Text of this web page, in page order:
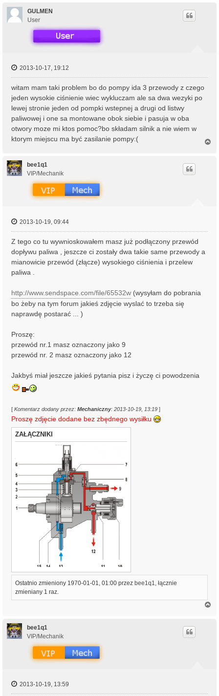
GULMEN
User
2013-10-17, 19:12
witam mam taki problem bo do pompy ida 3 przewody z czego
jeden wysokie ciśnienie wiec wykluczam ale sa dwa wezyki po
lewej stronie jeden od pompki wstepnej a drugi od listwy
paliwowej i one sa montowane obok siebie i pasuja w oba
otwory moze mi ktos pomoc?bo składam silnik a nie wiem w
ktorym miejscu ma być zasilanie pompy:(
bee1q1
VIP/Mechanik
2013-10-19, 09:44
Z tego co tu wywnioskowałem masz już podłączony przewód
dopływu paliwa , jeszcze ci zostały dwa takie same przewody a
mianowicie przewód (złącze) wysokiego ciśnienia i przelew
paliwa .
http://www.sendspace.com/file/65532w (wysyłam do pobrania
bo żeby na tym forum jakieś zdjęcie wyslać to trzeba się
naprawdę postarać ... )
Proszę:
przewód nr.1 masz oznaczony jako 9
przewód nr. 2 masz oznaczony jako 12
Jakbyś miał jeszcze jakieś pytania pisz i życzę ci powodzenia
[ Komentarz dodany przez: Mechaniczny: 2013-10-19, 13:19 ]
Proszę zdjęcie dodane bez zbędnego wysiłku
ZAŁĄCZNIKI
Ostatnio zmieniony 1970-01-01, 01:00 przez bee1q1, łącznie
zmieniany 1 raz.
bee1q1
VIP/Mechanik
2013-10-19, 13:59